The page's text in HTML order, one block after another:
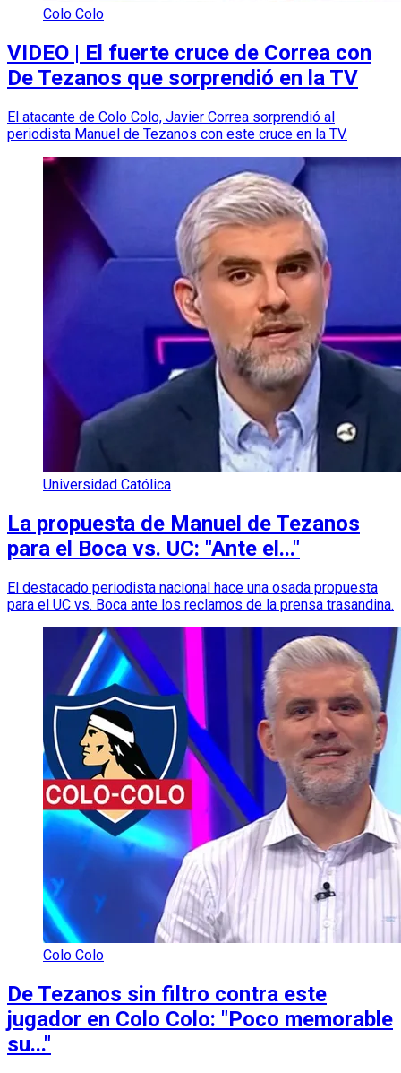
Colo Colo
VIDEO | El fuerte cruce de Correa con
De Tezanos que sorprendió en la TV
El atacante de Colo Colo, Javier Correa sorprendió al
periodista Manuel de Tezanos con este cruce en la TV.
Universidad Católica
La propuesta de Manuel de Tezanos
para el Boca vs. UC: "Ante el..."
El destacado periodista nacional hace una osada propuesta
para el UC vs. Boca ante los reclamos de la prensa trasandina.
Colo Colo
De Tezanos sin filtro contra este
jugador en Colo Colo: "Poco memorable
su..."